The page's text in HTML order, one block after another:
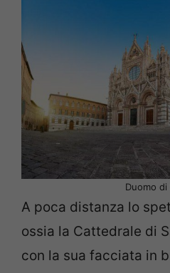
Duomo di
A poca distanza lo
ossia la Cattedrale di
con la sua facciata in